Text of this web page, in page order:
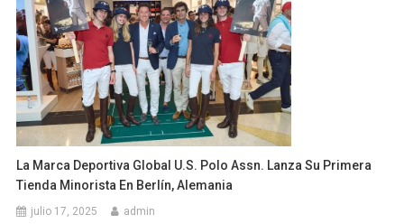
La Marca Deportiva Global U.S. Polo Assn. Lanza Su Primera
Tienda Minorista En Berlín, Alemania
julio 17, 2025 admin